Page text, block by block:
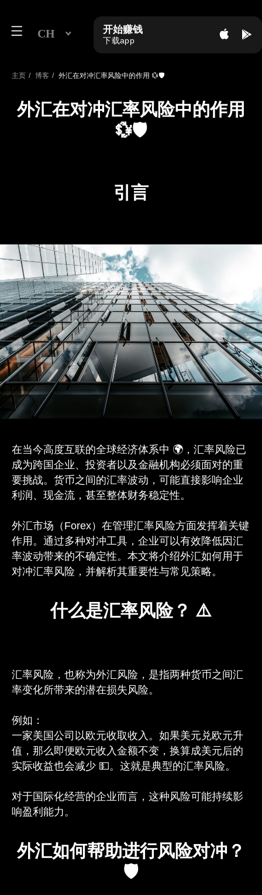
开始赚钱
主页 / 博客 / 外汇在对冲汇率风险中的作用 💱🛡️
外汇在对冲汇率风险中的作用
💱🛡️
引言
在当今高度互联的全球经济体系中 🌍，汇率风险已
成为跨国企业、投资者以及金融机构必须面对的重
要挑战。货币之间的汇率波动，可能直接影响企业
利润、现金流，甚至整体财务稳定性。
外汇市场（Forex）在管理汇率风险方面发挥着关键
作用。通过多种对冲工具，企业可以有效降低因汇
率波动带来的不确定性。本文将介绍外汇如何用于
对冲汇率风险，并解析其重要性与常见策略。
什么是汇率风险？ ⚠️
汇率风险，也称为外汇风险，是指两种货币之间汇
率变化所带来的潜在损失风险。
例如：
一家美国公司以欧元收取收入。如果美元兑欧元升
值，那么即便欧元收入金额不变，换算成美元后的
实际收益也会减少 💵。这就是典型的汇率风险。
对于国际化经营的企业而言，这种风险可能持续影
响盈利能力。
外汇如何帮助进行风险对冲？
🛡️